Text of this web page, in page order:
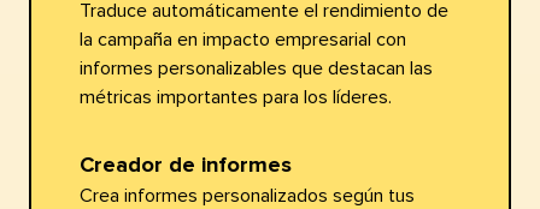
Traduce automáticamente el rendimiento de
la campaña en impacto empresarial con
informes personalizables que destacan las
métricas importantes para los líderes.​​
Creador de informes​​
Crea informes personalizados según tus